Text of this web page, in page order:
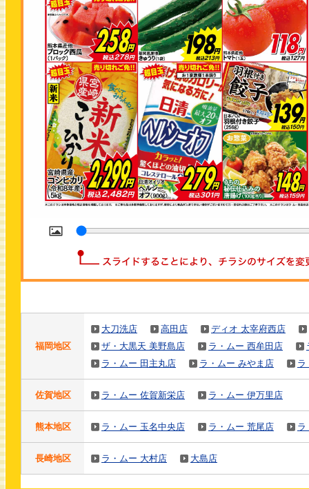
j
福岡地区
大刀洗店 高田店
ディオ 太宰府西店
ザ・大黒天 美野島店
ラ・ムー 西牟田店
ラ・ムー 田主丸店
ラ・ムー みやま店 ラ
佐賀地区 ラ・ムー 佐賀新栄店 ラ・ムー 伊万里店
熊本地区 ラ・ムー 玉名中央店 ラ・ムー 荒尾店 ラ
長崎地区 ラ・ムー 大村店 大島店